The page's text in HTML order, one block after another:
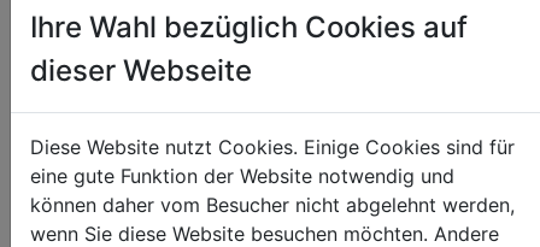
Gewicht
Nettogewicht in kg 1.30
Versandmaße
Ihre Wahl bezüglich Cookies auf
dieser Webseite
Diese Website nutzt Cookies. Einige Cookies sind für
eine gute Funktion der Website notwendig und
können daher vom Besucher nicht abgelehnt werden,
wenn Sie diese Website besuchen möchten. Andere